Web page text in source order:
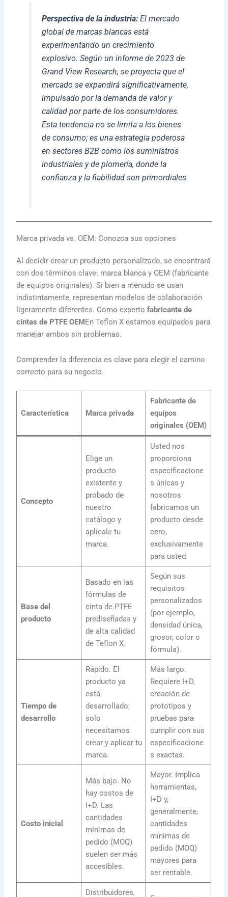
Perspectiva de la industria:El mercado
global de marcas blancas está
experimentando un crecimiento
explosivo. Según un informe de 2023 de
Grand View Research, se proyecta que el
mercado se expandirá significativamente,
impulsado por la demanda de valor y
calidad por parte de los consumidores.
Esta tendencia no se limita a los bienes
de consumo; es una estrategia poderosa
en sectores B2B como los suministros
industriales y de plomería, donde la
confianza y la fiabilidad son primordiales.
Marca privada vs. OEM: Conozca sus opciones
Al decidir crear un producto personalizado, se encontrará
con dos términos clave: marca blanca y OEM (fabricante
de equipos originales). Si bien a menudo se usan
indistintamente, representan modelos de colaboración
ligeramente diferentes. Como expertofabricante de
cintas de PTFE OEMEn Teflon X estamos equipados para
manejar ambos sin problemas.
Comprender la diferencia es clave para elegir el camino
correcto para su negocio.
Característica Marca privada
Fabricante de
equipos
originales (OEM)
Concepto
Elige un
producto
existente y
probado de
nuestro
catálogo y
aplícale tu
marca.
Usted nos
proporciona
especificacione
s únicas y
nosotros
fabricamos un
producto desde
cero,
exclusivamente
para usted.
Base del
producto
Basado en las
fórmulas de
cinta de PTFE
prediseñadas y
de alta calidad
de Teflon X.
Según sus
requisitos
personalizados
(por ejemplo,
densidad única,
grosor, color o
fórmula).
Tiempo de
desarrollo
Rápido. El
producto ya
está
desarrollado;
solo
necesitamos
crear y aplicar tu
marca.
Más largo.
Requiere I+D,
creación de
prototipos y
pruebas para
cumplir con sus
especificacione
s exactas.
Costo inicial
Más bajo. No
hay costos de
I+D. Las
cantidades
mínimas de
pedido (MOQ)
suelen ser más
accesibles.
Mayor. Implica
herramientas,
I+D y,
generalmente,
cantidades
mínimas de
pedido (MOQ)
mayores para
ser rentable.
Distribuidores,